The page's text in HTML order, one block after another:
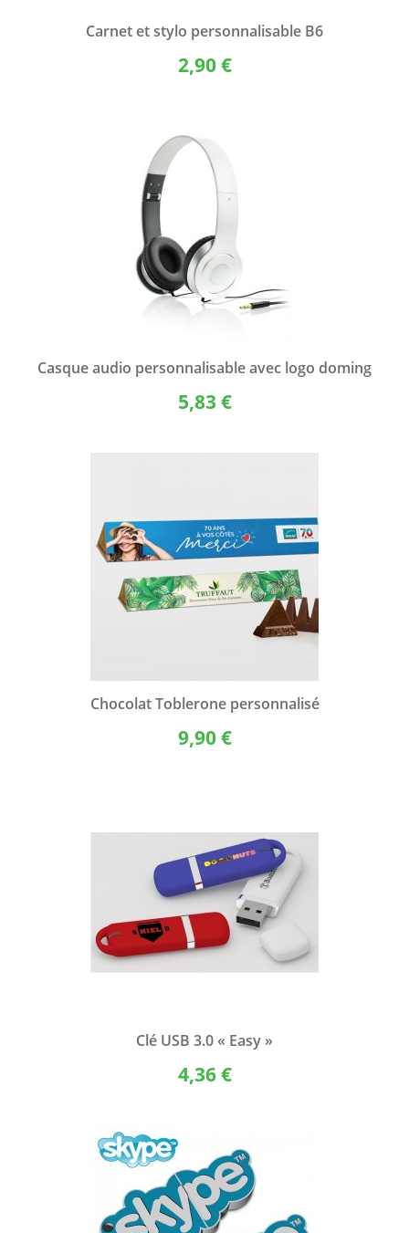
Carnet et stylo personnalisable B6
2,90 €
Casque audio personnalisable avec logo doming
5,83 €
Chocolat Toblerone personnalisé
9,90 €
Clé USB 3.0 « Easy »
4,36 €